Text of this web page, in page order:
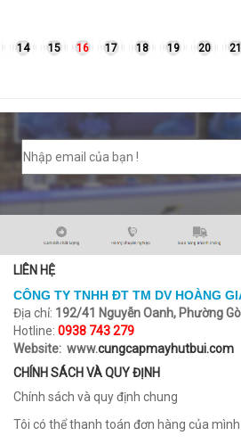
14 15 16 17 18 19 20 21
LIÊN HỆ
CÔNG TY TNHH ĐT TM DV HOÀNG
Địa chỉ: 192/41 Nguyễn Oanh, Phường
Hotline: 0938 743 279
Website: www.cungcapmayhutbui.com
CHÍNH SÁCH VÀ QUY ĐỊNH
Chính sách và quy định chung
Tôi có thể thanh toán đơn hàng của